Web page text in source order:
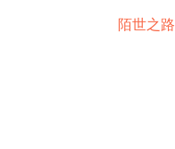
陌世之路